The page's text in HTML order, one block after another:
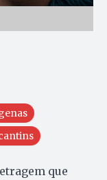
que